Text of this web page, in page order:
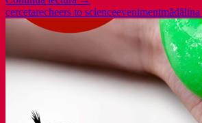
Cheers
Science
apropie
știința
de
cercetarecheers to scienceeveniment